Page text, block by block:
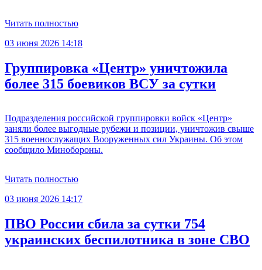
Читать полностью
03 июня 2026 14:18
Группировка «Центр» уничтожила
более 315 боевиков ВСУ за сутки
Подразделения российской группировки войск «Центр»
заняли более выгодные рубежи и позиции, уничтожив свыше
315 военнослужащих Вооруженных сил Украины. Об этом
сообщило Минобороны.
Читать полностью
03 июня 2026 14:17
ПВО России сбила за сутки 754
украинских беспилотника в зоне СВО